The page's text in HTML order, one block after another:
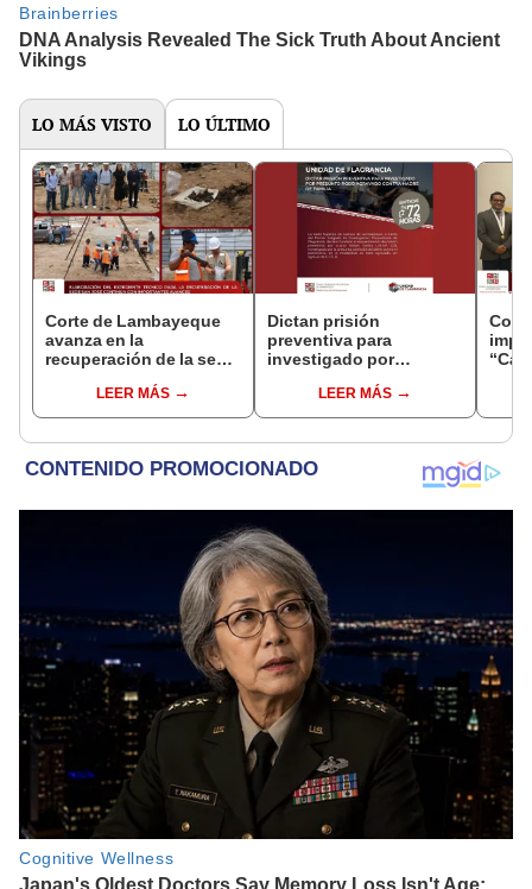
LO MÁS VISTO LO ÚLTIMO
Corte de Lambayeque
avanza en la
recuperación de la sede
LEER MÁS
Dictan prisión
preventiva para
investigado por
contra madre de familia
LEER MÁS